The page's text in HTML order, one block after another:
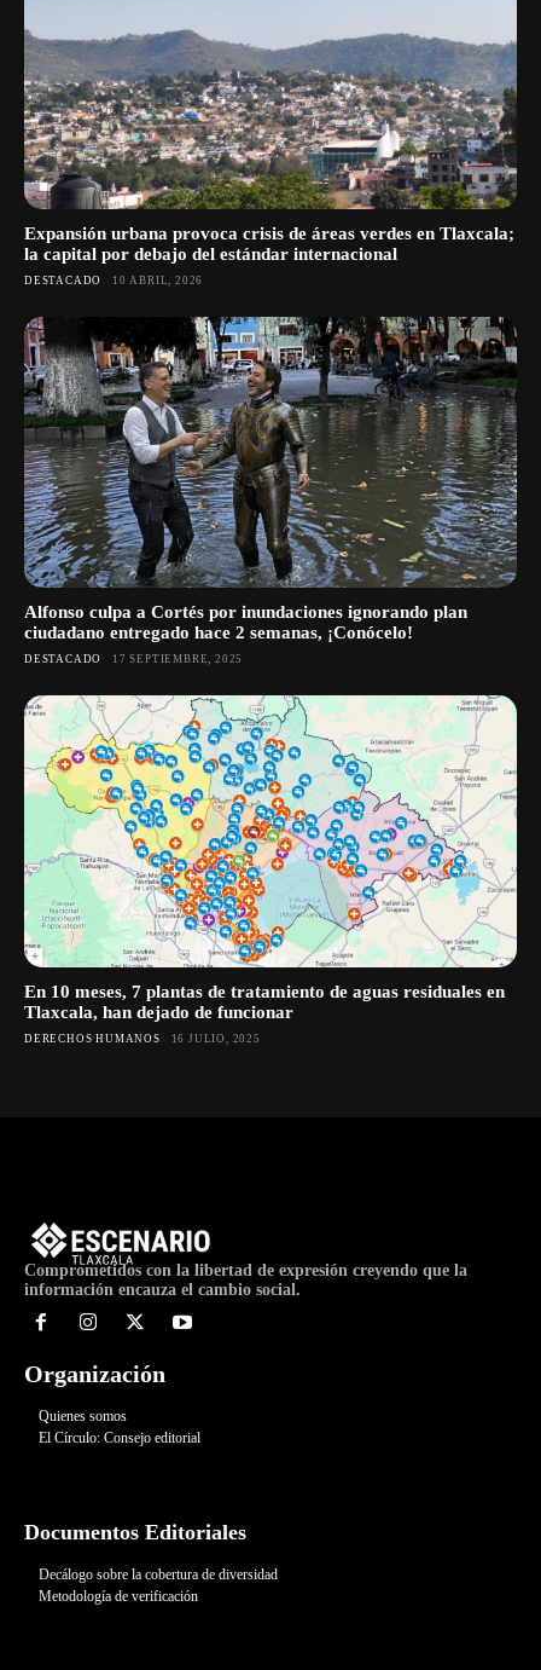
Expansión urbana provoca crisis de áreas verdes en Tlaxcala;
la capital por debajo del estándar internacional
DESTACADO 10 ABRIL, 2026
Alfonso culpa a Cortés por inundaciones ignorando plan
ciudadano entregado hace 2 semanas, ¡Conócelo!
DESTACADO 17 SEPTIEMBRE, 2025
En 10 meses, 7 plantas de tratamiento de aguas residuales en
Tlaxcala, han dejado de funcionar
DERECHOS HUMANOS 16 JULIO, 2025
Comprometidos con la libertad de expresión creyendo que la
información encauza el cambio social.
Organización
Quienes somos
El Círculo: Consejo editorial
Documentos Editoriales
Decálogo sobre la cobertura de diversidad
Metodología de verificación